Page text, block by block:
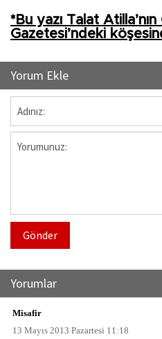
*Bu yazı Talat Atilla’nın
Gazetesi’ndeki
Yorum Ekle
Gönder
Yorumlar
Misafir
13 Mayıs 2013 Pazartesi 11:18